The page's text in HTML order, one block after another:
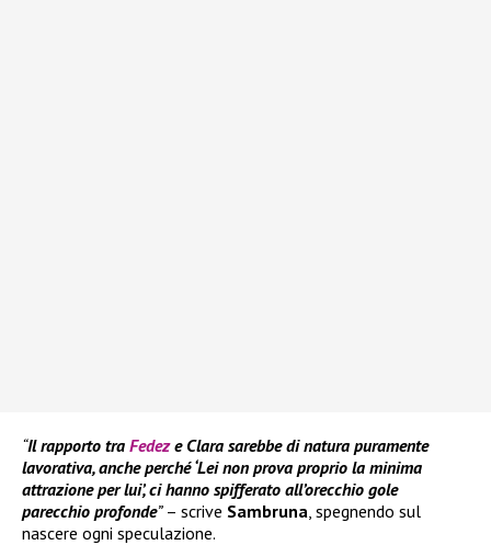
“Il rapporto tra Fedeze Clara sarebbe di natura puramente
lavorativa, anche perché ‘Lei non prova proprio la minima
attrazione per lui’, ci hanno spifferato all’orecchio gole
parecchio profonde” – scrive Sambruna , spegnendo sul
nascere ogni speculazione.